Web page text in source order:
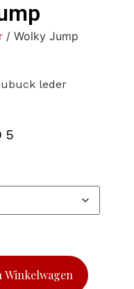
/ Wolky Jump
leder
Winkelwagen